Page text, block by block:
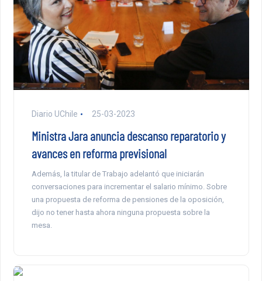
Diario UChile 25-03-2023
Ministra Jara anuncia descanso reparatorio y
avances en reforma previsional
Además, la titular de Trabajo adelantó que iniciarán
conversaciones para incrementar el salario mínimo. Sobre
una propuesta de reforma de pensiones de la oposición,
dijo no tener hasta ahora ninguna propuesta sobre la
mesa.